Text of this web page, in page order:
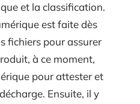
et la classification.
est faite dès
fichiers pour assurer
à ce moment,
pour attester et
Ensuite, il y